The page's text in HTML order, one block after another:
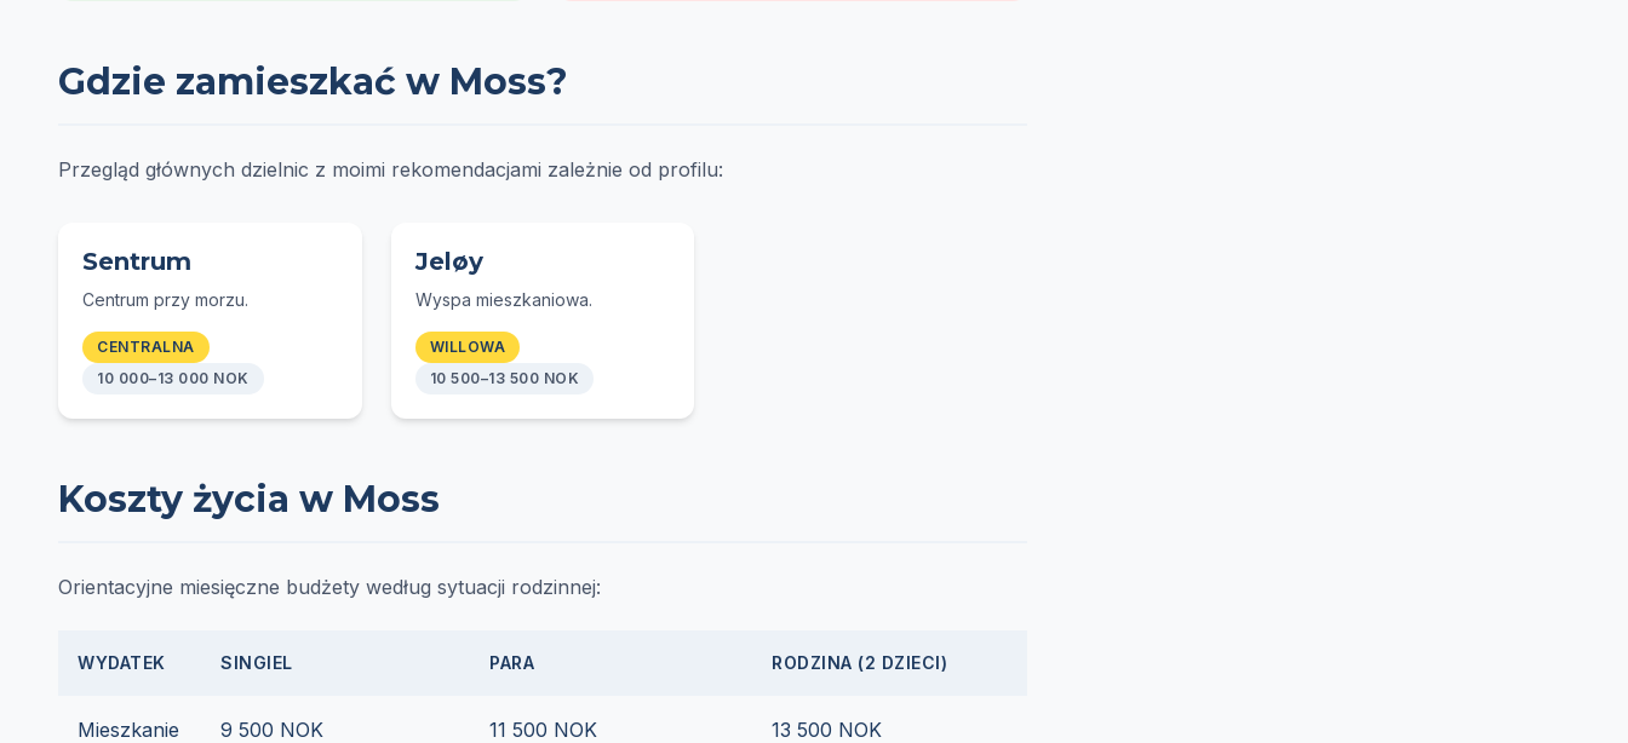
Gdzie zamieszkać w Moss?
Przegląd głównych dzielnic z moimi rekomendacjami zależnie od profilu:
Sentrum
Centrum przy morzu.
CENTRALNA
10 000–13 000 NOK
Jeløy
Wyspa mieszkaniowa.
WILLOWA
10 500–13 500 NOK
Koszty życia w Moss
Orientacyjne miesięczne budżety według sytuacji rodzinnej:
WYDATEK SINGIEL PARA RODZINA (2 DZIECI)
Mieszkanie 9 500 NOK 11 500 NOK 13 500 NOK